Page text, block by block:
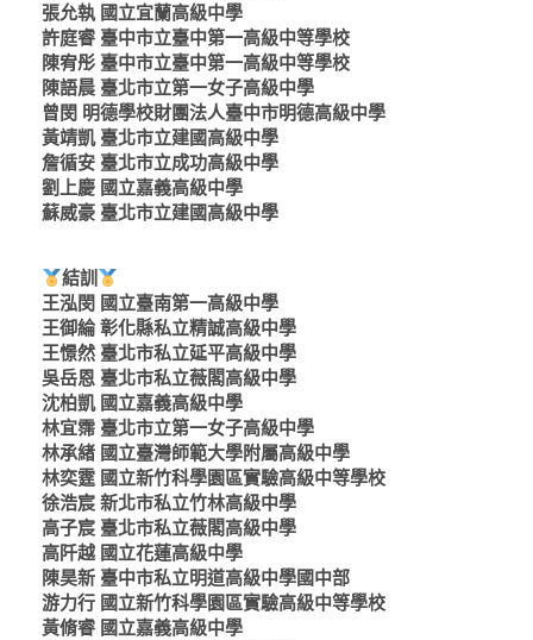
張允執 國立宜蘭高級中學
許庭睿 臺中市立臺中第一高級中等學校
陳宥彤 臺中市立臺中第一高級中等學校
陳語晨 臺北市立第一女子高級中學
曾閔 明德學校財團法人臺中市明德高級中學
黃靖凱 臺北市立建國高級中學
詹循安 臺北市立成功高級中學
劉上慶 國立嘉義高級中學
蘇威豪 臺北市立建國高級中學
結訓
王泓閔 國立臺南第一高級中學
王御綸 彰化縣私立精誠高級中學
王憬然 臺北市私立延平高級中學
吳岳恩 臺北市私立薇閣高級中學
沈柏凱 國立嘉義高級中學
林宜霈 臺北市立第一女子高級中學
林承緖 國立臺灣師範大學附屬高級中學
林奕霆 國立新竹科學園區實驗高級中等學校
徐浩宸 新北市私立竹林高級中學
高子宸 臺北市私立薇閣高級中學
高阡越 國立花蓮高級中學
陳昊新 臺中市私立明道高級中學國中部
游力行 國立新竹科學園區實驗高級中等學校
黃脩睿 國立嘉義高級中學